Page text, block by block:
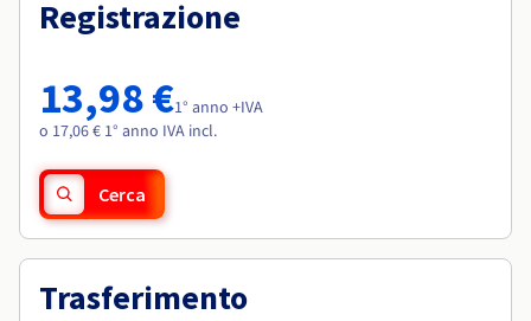
Tariffe
Roadmap & Changelog
Osservabilità
Roadmap & Changelog
Roadmap & Changelog
Roadmap & Changelog
Roadmap & Changelog
Registrazione
13,98 €1° anno +IVA
o 17,06 € 1° anno IVA incl.
Cerca
Trasferimento